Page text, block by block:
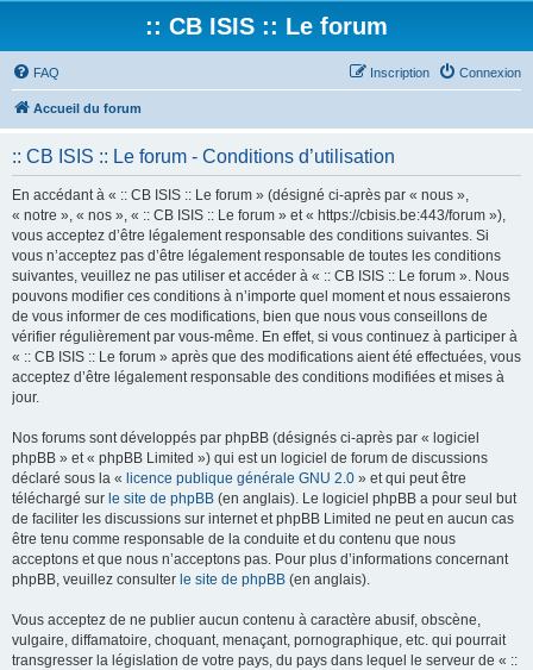
:: CB ISIS :: Le forum
FAQ Connexion
Inscription
Accueil du forum
:: CB ISIS :: Le forum - Conditions d’utilisation
En accédant à « :: CB ISIS :: Le forum » (désigné ci-après par « nous »,
« notre », « nos », « :: CB ISIS :: Le forum » et « https://cbisis.be:443/forum »),
vous acceptez d’être légalement responsable des conditions suivantes. Si
vous n’acceptez pas d’être légalement responsable de toutes les conditions
suivantes, veuillez ne pas utiliser et accéder à « :: CB ISIS :: Le forum ». Nous
pouvons modifier ces conditions à n’importe quel moment et nous essaierons
de vous informer de ces modifications, bien que nous vous conseillons de
vérifier régulièrement par vous-même. En effet, si vous continuez à participer à
« :: CB ISIS :: Le forum » après que des modifications aient été effectuées, vous
acceptez d’être légalement responsable des conditions modifiées et mises à
jour.
Nos forums sont développés par phpBB (désignés ci-après par « logiciel
phpBB » et « phpBB Limited ») qui est un logiciel de forum de discussions
déclaré sous la « licence publique générale GNU 2.0 » et qui peut être
téléchargé sur le site de phpBB (en anglais). Le logiciel phpBB a pour seul but
de faciliter les discussions sur internet et phpBB Limited ne peut en aucun cas
être tenu comme responsable de la conduite et du contenu que nous
acceptons et que nous n’acceptons pas. Pour plus d’informations concernant
phpBB, veuillez consulter le site de phpBB (en anglais).
Vous acceptez de ne publier aucun contenu à caractère abusif, obscène,
vulgaire, diffamatoire, choquant, menaçant, pornographique, etc. qui pourrait
transgresser la législation de votre pays, du pays dans lequel le serveur de « ::